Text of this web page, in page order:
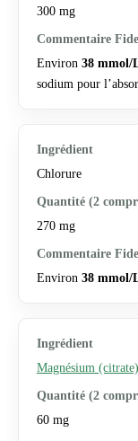
300 mg
Environ 38 mmol/
sodium pour
Chlorure
270 mg
Environ 38 mmol/
Magnésium (citrate)
60 mg